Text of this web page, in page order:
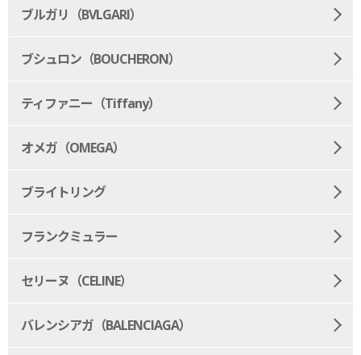
ブルガリ（BVLGARI）
ブシュロン（BOUCHERON）
ティファニー（Tiffany）
オメガ（OMEGA）
ブライトリング
フランクミュラー
セリーヌ（CELINE）
バレンシアガ（BALENCIAGA）